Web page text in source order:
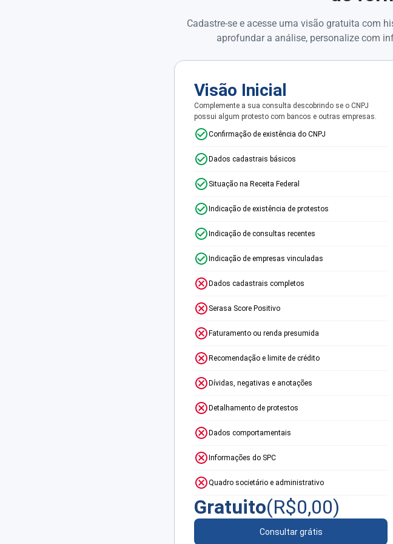
Cadastre-se e acesse uma visão gratuita com
aprofundar a análise, personalize com
Visão Inicial
Complemente a sua consulta descobrindo se o CNPJ
possui algum protesto com bancos e outras empresas.
Confirmação de existência do CNPJ
Dados cadastrais básicos
Situação na Receita Federal
Indicação de existência de protestos
Indicação de consultas recentes
Indicação de empresas vinculadas
Dados cadastrais completos
Serasa Score Positivo
Faturamento ou renda presumida
Recomendação e limite de crédito
Dívidas, negativas e anotações
Detalhamento de protestos
Dados comportamentais
Informações do SPC
Quadro societário e administrativo
Gratuito(R$0,00)
Consultar grátis